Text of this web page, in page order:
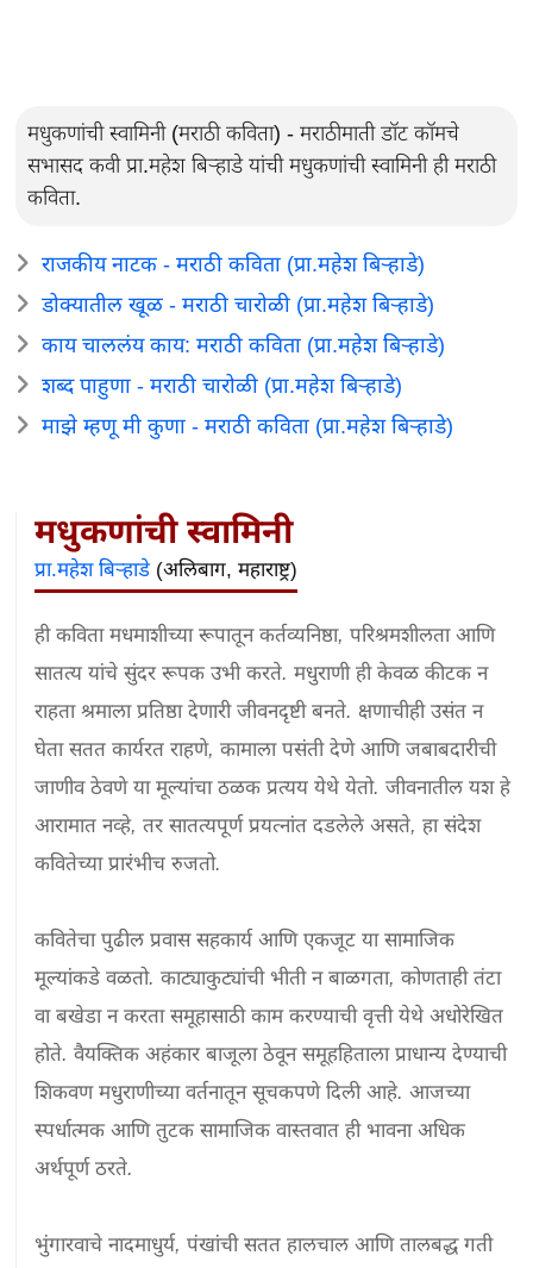
मधुकणांची स्वामिनी (मराठी कविता) - मराठीमाती डॉट कॉमचे
सभासद कवी प्रा.महेश बिऱ्हाडे यांची मधुकणांची स्वामिनी ही मराठी
कविता.
राजकीय नाटक - मराठी कविता (प्रा.महेश बिऱ्हाडे)
डोक्यातील खूळ - मराठी चारोळी (प्रा.महेश बिऱ्हाडे)
काय चाललंय काय: मराठी कविता (प्रा.महेश बिऱ्हाडे)
शब्द पाहुणा - मराठी चारोळी (प्रा.महेश बिऱ्हाडे)
माझे म्हणू मी कुणा - मराठी कविता (प्रा.महेश बिऱ्हाडे)
मधुकणांची स्वामिनी
प्रा.महेश बिऱ्हाडे (अलिबाग, महाराष्ट्र)
ही कविता मधमाशीच्या रूपातून कर्तव्यनिष्ठा, परिश्रमशीलता आणि
सातत्य यांचे सुंदर रूपक उभी करते. मधुराणी ही केवळ कीटक न
राहता श्रमाला प्रतिष्ठा देणारी जीवनदृष्टी बनते. क्षणाचीही उसंत न
घेता सतत कार्यरत राहणे, कामाला पसंती देणे आणि जबाबदारीची
जाणीव ठेवणे या मूल्यांचा ठळक प्रत्यय येथे येतो. जीवनातील यश हे
आरामात नव्हे, तर सातत्यपूर्ण प्रयत्नांत दडलेले असते, हा संदेश
कवितेच्या प्रारंभीच रुजतो.
कवितेचा पुढील प्रवास सहकार्य आणि एकजूट या सामाजिक
मूल्यांकडे वळतो. काट्याकुट्यांची भीती न बाळगता, कोणताही तंटा
वा बखेडा न करता समूहासाठी काम करण्याची वृत्ती येथे अधोरेखित
होते. वैयक्तिक अहंकार बाजूला ठेवून समूहहिताला प्राधान्य देण्याची
शिकवण मधुराणीच्या वर्तनातून सूचकपणे दिली आहे. आजच्या
स्पर्धात्मक आणि तुटक सामाजिक वास्तवात ही भावना अधिक
अर्थपूर्ण ठरते.
भुंगारवाचे नादमाधुर्य, पंखांची सतत हालचाल आणि तालबद्ध गती